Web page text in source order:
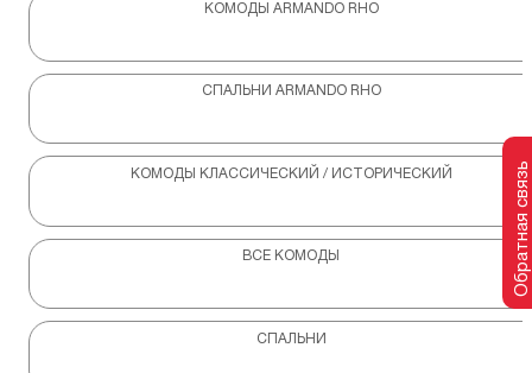
КОМОДЫ ARMANDO RHO
СПАЛЬНИ ARMANDO RHO
КОМОДЫ КЛАССИЧЕСКИЙ / ИСТОРИЧЕСКИЙ
ВСЕ КОМОДЫ
СПАЛЬНИ
Обратная связь